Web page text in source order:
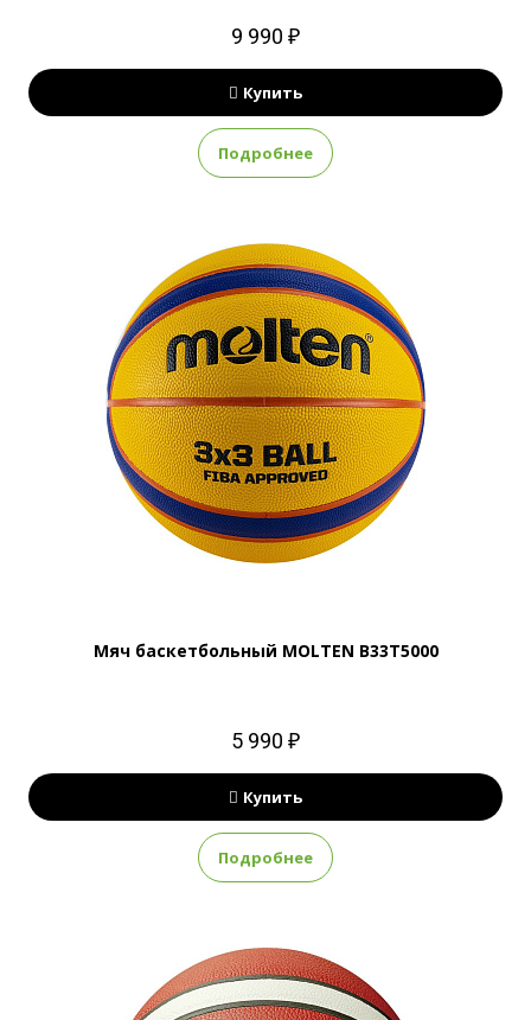
9 990 ₽
Купить
Подробнее
Мяч баскетбольный MOLTEN B33T5000
5 990 ₽
Купить
Подробнее